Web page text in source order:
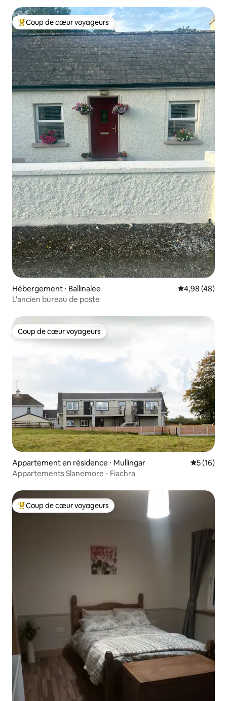
Coups de cœur voyageurs les plus appréciés
Coup de cœur voyageurs
Hébergement ⋅ Ballinalee Évaluation
4,98 (48)
L'ancien bureau de poste
Coup de cœur voyageurs
Coup de cœur voyageurs
Appartement en résidence ⋅ Mullingar
5 (16)
Appartements Slanemore - Fiachra
Coups de cœur voyageurs les plus appréciés
Coup de cœur voyageurs